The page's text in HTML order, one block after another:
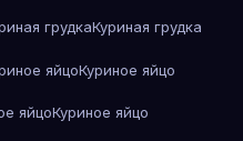
грудкаКуриная грудка
яйцоКуриное яйцо
яйцоКуриное яйцо